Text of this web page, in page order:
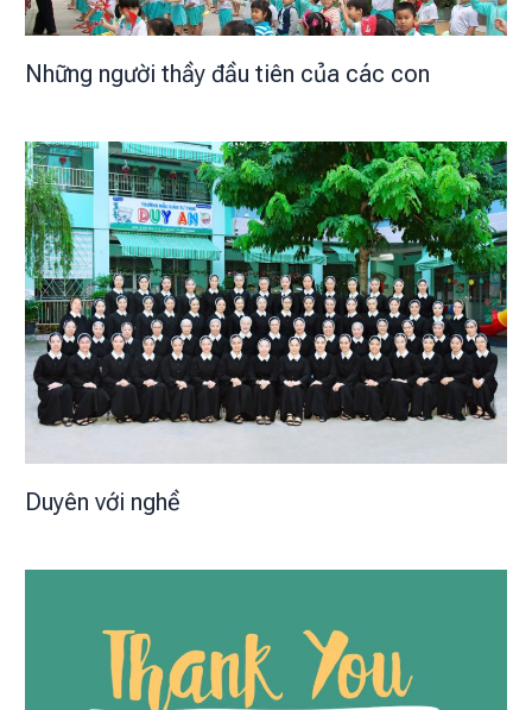
Những người thầy đầu tiên của các con
Duyên với nghề